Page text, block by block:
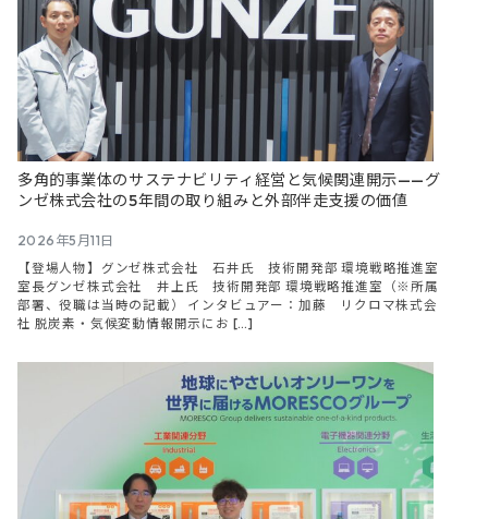
多角的事業体のサステナビリティ経営と気候関連開示——グ
ンゼ株式会社の5年間の取り組みと外部伴走支援の価値
2026年5月11日
【登場人物】グンゼ株式会社 石井氏 技術開発部 環境戦略推進室
室長グンゼ株式会社 井上氏 技術開発部 環境戦略推進室（※所属
部署、役職は当時の記載） インタビュアー：加藤 リクロマ株式会
社 脱炭素・気候変動情報開示にお […]